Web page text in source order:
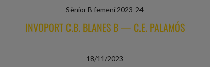
Sènior B femení 2023-24
INVOPORT C.B. BLANES B — C.E. PALAMÓS
18/11/2023